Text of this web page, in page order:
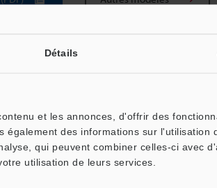
Détails
et les annonces, d'offrir des
des informations sur l'utilisation
qui peuvent combiner celles-ci avec
utilisation de leurs services.
Fiche technique (PDF) CAO /
Posez vos questions